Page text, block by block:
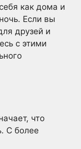
как дома и
Если вы
друзей и
с этими
что
С более